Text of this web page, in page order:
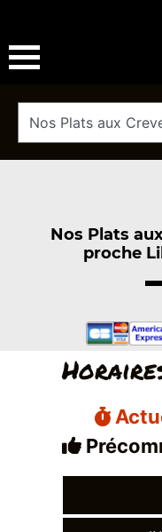
Nos Plats
proche